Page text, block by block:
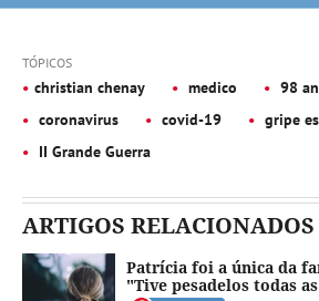
TÓPICOS
christian chenay medico 98
coronavirus
covid-19 gripe
II Grande Guerra
ARTIGOS RELACIONADOS
Patrícia foi a única da
"Tive pesadelos todas